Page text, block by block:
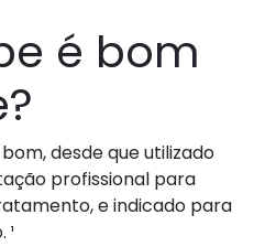
é bom
desde que utilizado
profissional para
e indicado para